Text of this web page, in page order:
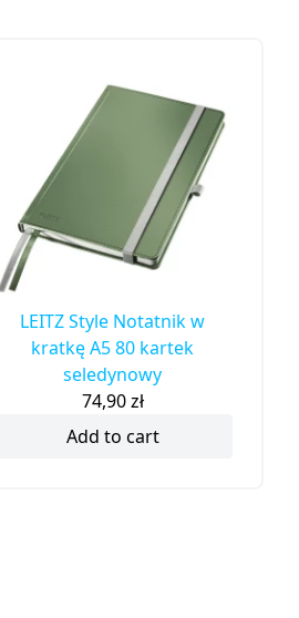
LEITZ Style Notatnik w
kratkę A5 80 kartek
seledynowy
74,90zł
Add to cart